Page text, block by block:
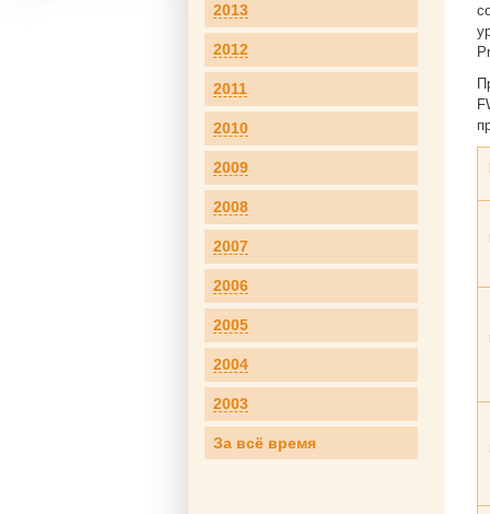
2013
2012
2011
2010
2009
2008
2007
2006
2005
2004
2003
За всё время